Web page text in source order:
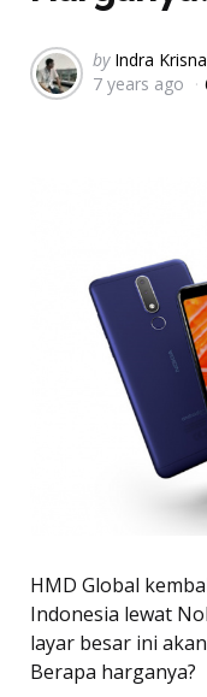
Posted
by
by Indra
7 years ago
HMD Global
Indonesia lewat
layar besar ini
Berapa harganya?